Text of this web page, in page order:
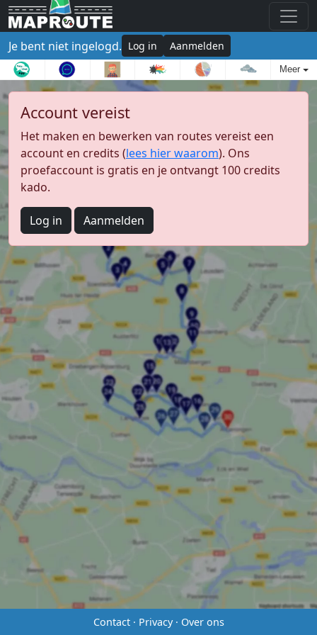
Je bent niet ingelogd. Log in Aanmelden
Meer
Account vereist
Het maken en bewerken van routes vereist een
account en credits (lees hier waarom). Ons
proefaccount is gratis en je ontvangt 100 credits
kado.
Log in Aanmelden
Contact· Privacy· Over ons